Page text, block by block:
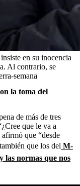
en su inocencia
Al contrario, se
semana
la toma del
de más de tres
que le va a
que “desde
que los del M-
las normas que nos